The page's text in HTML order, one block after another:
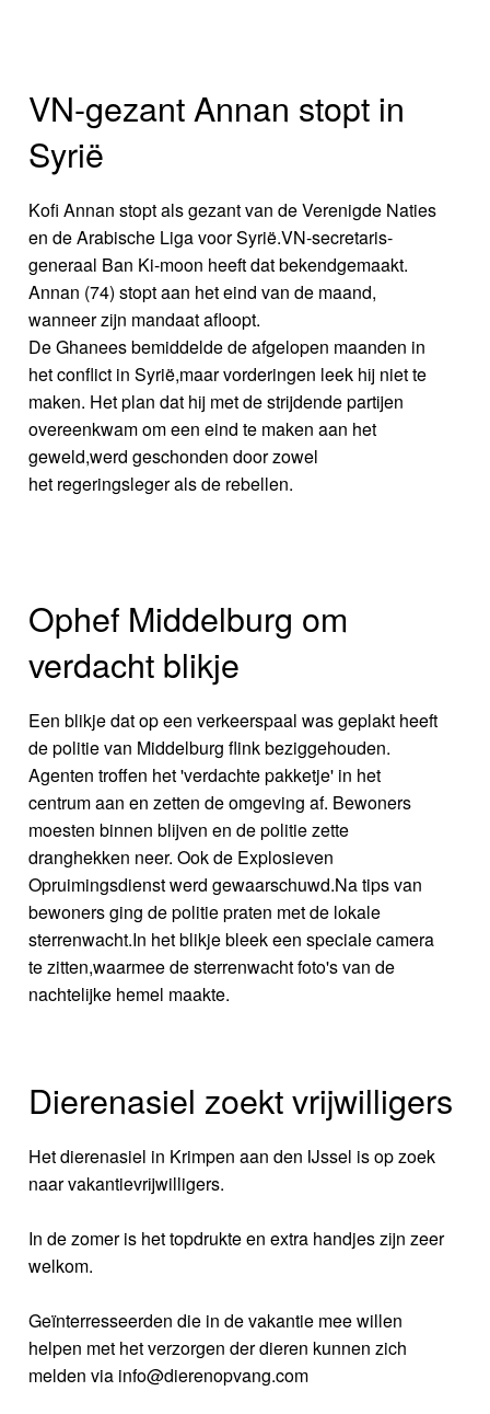
VN-gezant Annan stopt in
Syrië
Kofi Annan stopt als gezant van de Verenigde Naties
en de Arabische Liga voor Syrië.VN-secretaris-
generaal Ban Ki-moon heeft dat bekendgemaakt.
Annan (74) stopt aan het eind van de maand,
wanneer zijn mandaat afloopt.
De Ghanees bemiddelde de afgelopen maanden in
het conflict in Syrië,maar vorderingen leek hij niet te
maken. Het plan dat hij met de strijdende partijen
overeenkwam om een eind te maken aan het
geweld,werd geschonden door zowel
het regeringsleger als de rebellen.
Ophef Middelburg om
verdacht blikje
Een blikje dat op een verkeerspaal was geplakt heeft
de politie van Middelburg flink beziggehouden.
Agenten troffen het 'verdachte pakketje' in het
centrum aan en zetten de omgeving af. Bewoners
moesten binnen blijven en de politie zette
dranghekken neer. Ook de Explosieven
Opruimingsdienst werd gewaarschuwd.Na tips van
bewoners ging de politie praten met de lokale
sterrenwacht.In het blikje bleek een speciale camera
te zitten,waarmee de sterrenwacht foto's van de
nachtelijke hemel maakte.
Dierenasiel zoekt vrijwilligers
Het dierenasiel in Krimpen aan den IJssel is op zoek
naar vakantievrijwilligers.
In de zomer is het topdrukte en extra handjes zijn zeer
welkom.
Geïnterresseerden die in de vakantie mee willen
helpen met het verzorgen der dieren kunnen zich
melden via info@dierenopvang.com